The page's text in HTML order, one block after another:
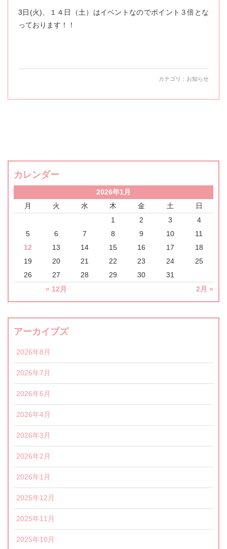
3日(火)、１４日（土）はイベントなのでポイント３倍とな
っております！！
カテゴリ： お知らせ
カレンダー
2026年1月
月
火 水 木 金 土 日
« 12月 2月 »
1 2 3
4
5
6 7 8 9 10
11
12
13 14 15 16 17
18
19
20 21 22 23 24
25
26
27 28 29 30 31
アーカイブズ
2026年8月
2026年7月
2026年6月
2026年4月
2026年3月
2026年2月
2026年1月
2025年12月
2025年11月
2025年10月